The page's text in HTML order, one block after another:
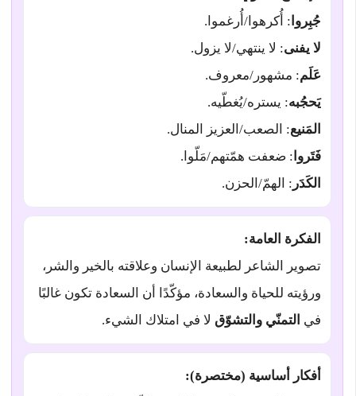
جُبِروا : أُكرهوا/أُرغموا.
لا يفنى: لا ينتهي/لا يزول.
عَلَم: مشهور/معروف.
يَحجُبه: يستره/يُغطّيه.
المَنيع: الصعب/العزيز المنال.
فَتَروا : ضعفت همّتهم/مَلّوا.
الكَدَر : الهمّ/الحزن.
الفكرة العامة:
تصوير الشاعر لطبيعة الإنسان وعلاقته بالخير والشر،
ورؤيته للحياة والسعادة، مؤكّدًا أن السعادة تكون غالبًا
في التمنّي والتشوّق لا في امتلاك الشيء.
أفكار أساسية (مختصرة):